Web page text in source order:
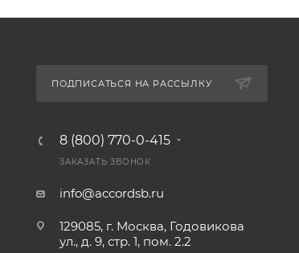
ПОДПИСАТЬСЯ НА РАССЫЛКУ
8 (800) 770-0-415
ЗАКАЗАТЬ ЗВОНОК
info@accordsb.ru
129085, г. Москва, Годовикова
ул., д. 9, стр. 1, пом. 2.2